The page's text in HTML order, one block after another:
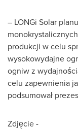
– LONGi Solar
produkcji w celu
wysokowydajne
ogniw z
celu zapewnienia
podsumował
Zdjęcie -